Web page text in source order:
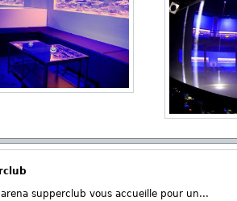
supperclub vous accueille pour un...